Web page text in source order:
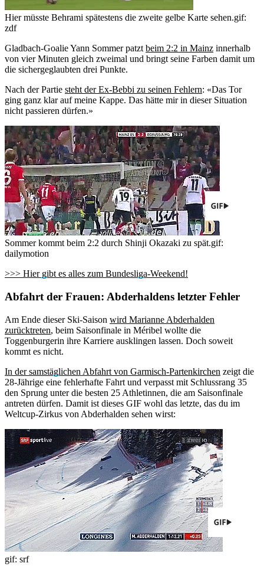
Hier müsste Behrami spätestens die zweite gelbe Karte sehen.gif:
zdf
Gladbach-Goalie Yann Sommer patzt beim 2:2 in Mainz innerhalb
von vier Minuten gleich zweimal und bringt seine Farben damit um
die sichergeglaubten drei Punkte.
Nach der Partie steht der Ex-Bebbi zu seinen Fehlern: «Das Tor
ging ganz klar auf meine Kappe. Das hätte mir in dieser Situation
nicht passieren dürfen.»
Sommer kommt beim 2:2 durch Shinji Okazaki zu spät.gif:
dailymotion
>>> Hier gibt es alles zum Bundesliga-Weekend!
Abfahrt der Frauen: Abderhaldens letzter Fehler
Am Ende dieser Ski-Saison wird Marianne Abderhalden
zurücktreten, beim Saisonfinale in Méribel wollte die
Toggenburgerin ihre Karriere ausklingen lassen. Doch soweit
kommt es nicht.
In der samstäglichen Abfahrt von Garmisch-Partenkirchen zeigt die
28-Jährige eine fehlerhafte Fahrt und verpasst mit Schlussrang 35
den Sprung unter die besten 25 Athletinnen, die am Saisonfinale
antreten dürfen. Damit ist dieses GIF wohl das letzte, das du im
Weltcup-Zirkus von Abderhalden sehen wirst:
gif: srf